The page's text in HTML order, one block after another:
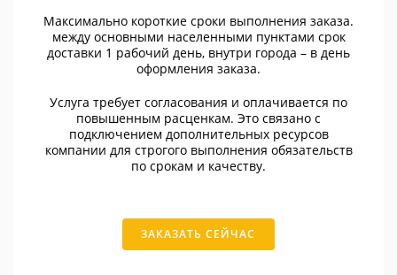
Максимально короткие сроки выполнения заказа.
между основными населенными пунктами срок
доставки 1 рабочий день, внутри города – в день
оформления заказа.
Услуга требует согласования и оплачивается по
повышенным расценкам. Это связано с
подключением дополнительных ресурсов
компании для строгого выполнения обязательств
по срокам и качеству.
ЗАКАЗАТЬ СЕЙЧАС